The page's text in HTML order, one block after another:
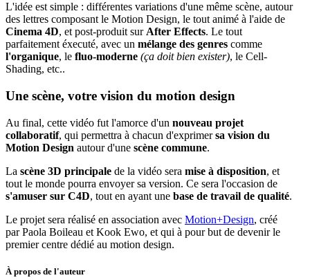
L'idée est simple : différentes variations d'une même scène, autour
des lettres composant le Motion Design, le tout animé à l'aide de
Cinema 4D, et post-produit sur After Effects. Le tout
parfaitement éxecuté, avec un mélange des genres comme
l'organique, le fluo-moderne (ça doit bien exister), le Cell-
Shading, etc..
Une scène, votre vision du motion design
Au final, cette vidéo fut l'amorce d'un nouveau projet
collaboratif, qui permettra à chacun d'exprimersa vision du
Motion Design autour d'une scène commune.
La scène 3D principale de la vidéo sera mise à disposition, et
tout le monde pourra envoyer sa version. Ce sera l'occasion de
s'amuser sur C4D, tout en ayant une base de travail de qualité.
Le projet sera réalisé en association avec Motion+Design, créé
par Paola Boileau et Kook Ewo, et qui à pour but de devenir le
premier centre dédié au motion design.
À propos de l'auteur